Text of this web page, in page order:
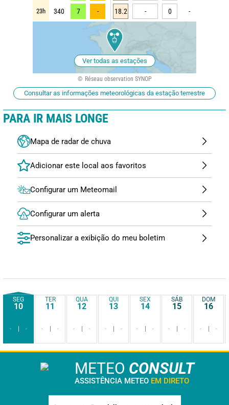
23h 340 7 - 18.2 - 0 -
Ver todas as estações
Réseau observation SYNOP
Consultar as informações meteorológicas da estação terrestre
PARA IR MAIS LONGE
Mapa de radar de chuva
Configurar um Meteomail
Configurar um alerta
Personalizar a exibição do meu boletim
SEG
10
- -
TER
11
- -
QUA
12
- -
QUI
13
- -
SEX
14
- -
SÁB
15
- -
DOM
16
- -
METEO CONSULT
ASSISTÊNCIA METEO EM DIRETO